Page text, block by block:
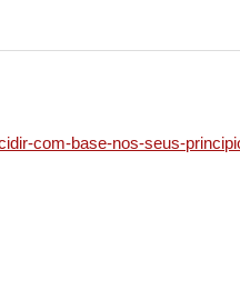
com-base-nos-seus-